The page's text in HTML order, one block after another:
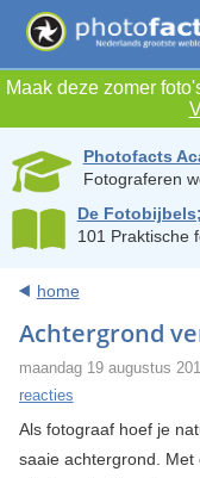
Maak deze zomer
Photofacts
Fotograferen
De
101 Praktische
home
Achtergrond
maandag 19 augustus
reacties
Als fotograaf hoef je
saaie achtergrond.